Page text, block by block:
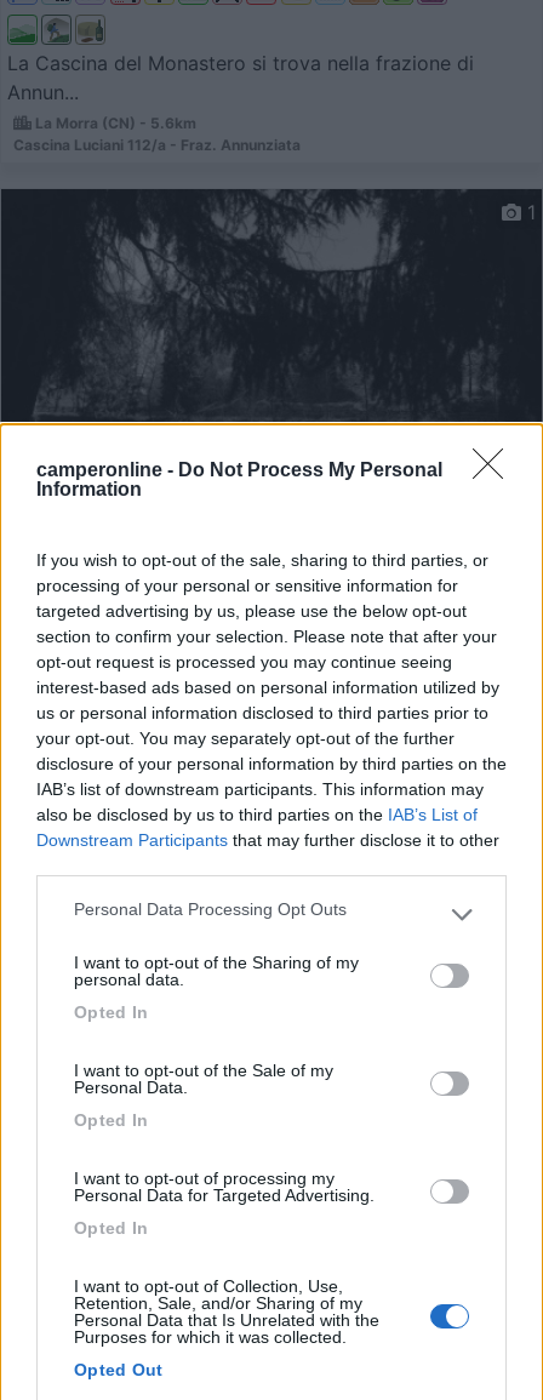
camperonline - Do Not Process My Personal
Information
If you wish to opt-out of the sale, sharing to third parties, or
processing of your personal or sensitive information for
targeted advertising by us, please use the below opt-out
section to confirm your selection. Please note that after your
opt-out request is processed you may continue seeing
interest-based ads based on personal information utilized by
us or personal information disclosed to third parties prior to
your opt-out. You may separately opt-out of the further
disclosure of your personal information by third parties on the
IAB’s list of downstream participants. This information may
also be disclosed by us to third parties on the IAB’s List of
Downstream Participants that may further disclose it to other
Please note that this website/app uses one or more Google
not limited to your visit or usage behaviour. You may click to
grant or deny consent to Google and its third-party tags to
use your data for below specified purposes in below Google
Personal Data Processing Opt Outs
I want to opt-out of the Sharing of my
personal data.
Opted In
I want to opt-out of the Sale of my
Personal Data.
Opted In
I want to opt-out of processing my
Personal Data for Targeted Advertising.
Opted In
I want to opt-out of Collection, Use,
Retention, Sale, and/or Sharing of my
Personal Data that Is Unrelated with the
Purposes for which it was collected.
Opted Out
La Cascina del Monastero si trova nella frazione di
Annun...
La Morra (CN) - 5.6km
Cascina Luciani 112/a - Fraz. Annunziata
1
Il Laghetto
8,1 20
Servizi / Posizione
A 850 m dal paese, area attrezzata comunale con 8
piazzol...
Via del Laghetto, 7
Area di sosta (PS)
Parcheggio
7,3 3
Servizi / Posizione